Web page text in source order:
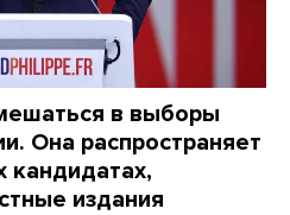
в выборы
Она распространяет
издания